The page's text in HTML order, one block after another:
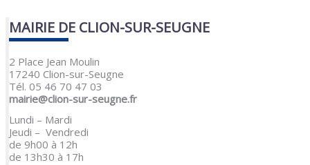
MAIRIE DE CLION-SUR-SEUGNE
2 Place Jean Moulin
17240 Clion-sur-Seugne
Tél. 05 46 70 47 03
mairie@clion-sur-seugne.fr
Lundi – Mardi
Jeudi – Vendredi
de 9h00 à 12h
de 13h30 à 17h